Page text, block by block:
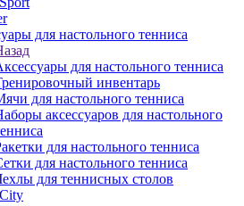
для настольного тенниса
для настольного тенниса
инвентарь
для настольного тенниса
аксессуаров для настольного
для настольного тенниса
для настольного тенниса
для теннисных столов